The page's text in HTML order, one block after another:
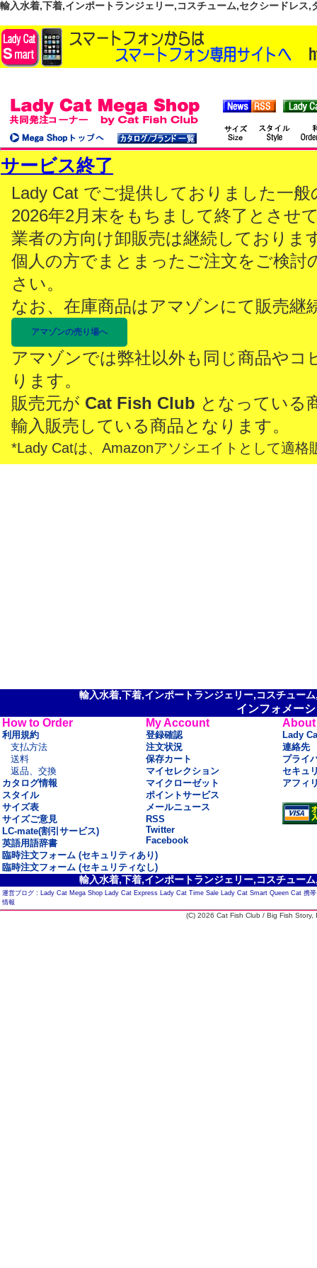
輸入水着,下着,インポートランジェリー,コスチューム,セクシードレス
サービス終了
Lady Cat でご提供しておりました一
2026年2月末をもちまして終了とさせ
業者の方向け卸販売は継続しておりま
個人の方でまとまったご注文をご検討
さい。
なお、在庫商品はアマゾンにて販売継
アマゾンの売り場へ
アマゾンでは弊社以外も同じ商品やコ
ります。
販売元が Cat Fish Club となっている
輸入販売している商品となります。
*Lady Catは、Amazonアソシエイトとして適格
輸入水着,下着,インポートランジェリー,コスチュー
インフォメー
How to Order
利用規約
支払方法
送料
返品、交換
カタログ情報
スタイル
サイズ表
サイズご意見
LC-mate(割引サービス)
英語用語辞書
My Account
登録確認
注文状況
保存カート
マイセレクション
マイクローゼット
ポイントサービス
メールニュース
RSS
Twitter
Facebook
About
Lady
連絡先
プライ
セキュ
アフィ
臨時注文フォーム (セキュリティあり)
臨時注文フォーム (セキュリティなし)
輸入水着,下着,インポートランジェリー,コスチュー
運営ブログ : Lady Cat Mega Shop Lady Cat Express Lady Cat Time Sale Lady Cat Smart Queen Cat 携
情報
(C) 2026 Cat Fish Club / Big Fish Story,